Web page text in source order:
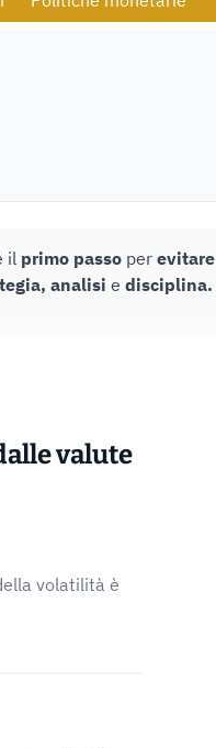
il primo passo per evitare
analisi e disciplina.
valute
volatilità è